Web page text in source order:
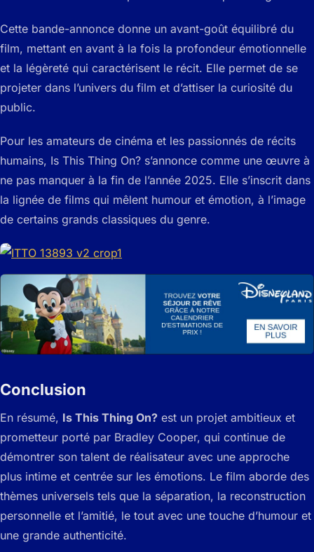
Cette bande-annonce donne un avant-goût équilibré du
film, mettant en avant à la fois la profondeur émotionnelle
et la légèreté qui caractérisent le récit. Elle permet de se
projeter dans l’univers du film et d’attiser la curiosité du
public.
Pour les amateurs de cinéma et les passionnés de récits
humains, Is This Thing On? s’annonce comme une œuvre à
ne pas manquer à la fin de l’année 2025. Elle s’inscrit dans
la lignée de films qui mêlent humour et émotion, à l’image
de certains grands classiques du genre.
Conclusion
En résumé, Is This Thing On? est un projet ambitieux et
prometteur porté par Bradley Cooper, qui continue de
démontrer son talent de réalisateur avec une approche
plus intime et centrée sur les émotions. Le film aborde des
thèmes universels tels que la séparation, la reconstruction
personnelle et l’amitié, le tout avec une touche d’humour et
une grande authenticité.